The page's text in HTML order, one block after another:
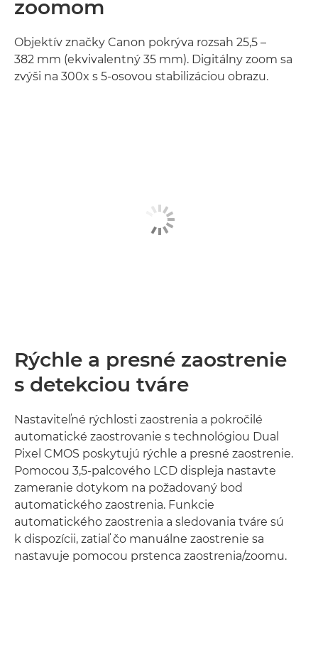
zoomom
Objektív značky Canon pokrýva rozsah 25,5 –
382 mm (ekvivalentný 35 mm). Digitálny zoom sa
zvýši na 300x s 5-osovou stabilizáciou obrazu.
Rýchle a presné zaostrenie
s detekciou tváre
Nastaviteľné rýchlosti zaostrenia a pokročilé
automatické zaostrovanie s technológiou Dual
Pixel CMOS poskytujú rýchle a presné zaostrenie.
Pomocou 3,5-palcového LCD displeja nastavte
zameranie dotykom na požadovaný bod
automatického zaostrenia. Funkcie
automatického zaostrenia a sledovania tváre sú
k dispozícii, zatiaľ čo manuálne zaostrenie sa
nastavuje pomocou prstenca zaostrenia/zoomu.